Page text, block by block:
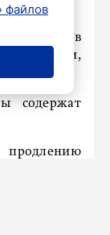
Daily Mail, в
креветки,
содержат
продлению
файлов